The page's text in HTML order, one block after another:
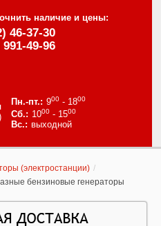
наличие и цены:
46-37-30
49-96
900- 1800
1000- 1500
выходной
(электростанции) /
бензиновые генераторы